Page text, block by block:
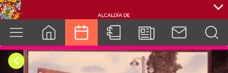
cuenca.gob.ec